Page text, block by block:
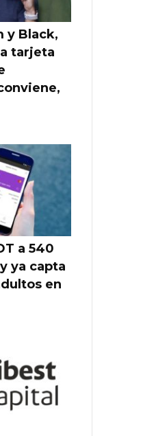
y Black,
tarjeta
a 540
ya capta
en